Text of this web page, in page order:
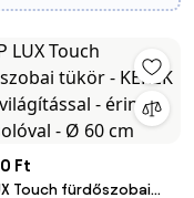
Ft
Touch fürdőszobai